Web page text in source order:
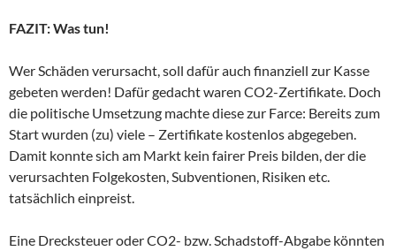
FAZIT: Was tun!
Wer Schäden verursacht, soll dafür auch finanziell zur Kasse
gebeten werden! Dafür gedacht waren CO2-Zertifikate. Doch
die politische Umsetzung machte diese zur Farce: Bereits zum
Start wurden (zu) viele – Zertifikate kostenlos abgegeben.
Damit konnte sich am Markt kein fairer Preis bilden, der die
verursachten Folgekosten, Subventionen, Risiken etc.
tatsächlich einpreist.
Eine Drecksteuer oder CO2- bzw. Schadstoff-Abgabe könnten